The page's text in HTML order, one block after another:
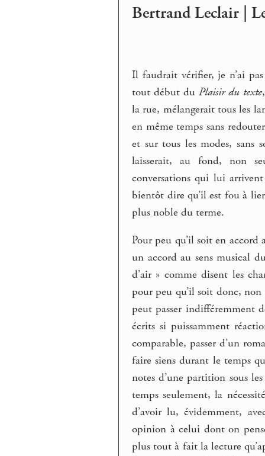
Bertrand Leclair |
Il faudrait vérifier, je n’ai
tout début duPlaisir du texte
la rue, mélangerait tous les
en même temps sans
et sur tous les modes, sans
laisserait, au fond, non
conversations qui lui
bientôt dire qu’il est fou à
plus noble du terme.
Pour peu qu’il soit en accord
un accord au sens musical
d’air » comme disent les
pour peu qu’il soit donc,
peut passer indifféremment
écrits si puissamment
comparable, passer d’un
faire siens durant le temps
notes d’une partition sous
temps seulement, la
d’avoir lu, évidemment,
opinion à celui dont on
plus tout à fait la lecture